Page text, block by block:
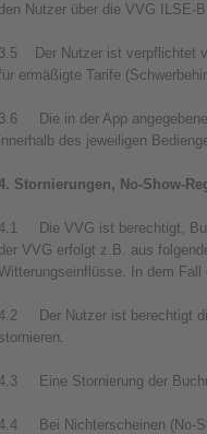
den Nutzer über die VVG ILSE-
3.5 Der Nutzer ist verpflichtet
ermäßigte Tarife
3.6 Die in der App angegebene
innerhalb des jeweiligen
Stornierungen, No-Show-
Die VVG ist berechtigt,
der VVG erfolgt z.B. aus
In dem
Der Nutzer ist berechtigt
stornieren.
Eine Stornierung der
Bei Nichterscheinen (No-